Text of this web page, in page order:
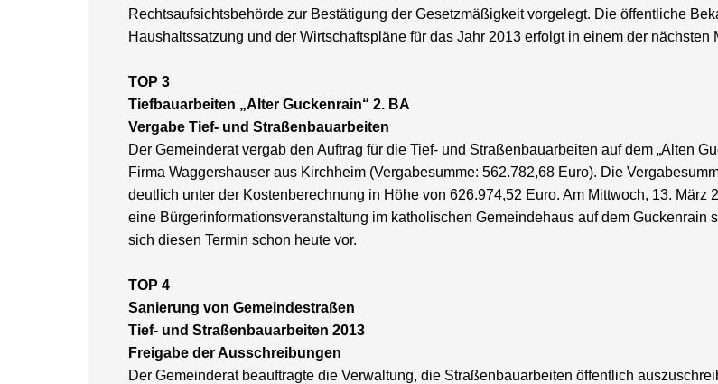
Rechtsaufsichtsbehörde zur Bestätigung der Gesetzmäßigkeit vorgelegt. Die öffentliche
Haushaltssatzung und der Wirtschaftspläne für das Jahr 2013 erfolgt in einem der nächsten
TOP 3
Tiefbauarbeiten „Alter Guckenrain“ 2. BA
Vergabe Tief- und Straßenbauarbeiten
Der Gemeinderat vergab den Auftrag für die Tief- und Straßenbauarbeiten auf dem „Alten
Firma Waggershauser aus Kirchheim (Vergabesumme: 562.782,68 Euro). Die
deutlich unter der Kostenberechnung in Höhe von 626.974,52 Euro. Am Mittwoch, 13. März
eine Bürgerinformationsveranstaltung im katholischen Gemeindehaus auf dem Guckenrain
sich diesen Termin schon heute vor.
TOP 4
Sanierung von Gemeindestraßen
Tief- und Straßenbauarbeiten 2013
Freigabe der Ausschreibungen
Der Gemeinderat beauftragte die Verwaltung, die Straßenbauarbeiten öffentlich